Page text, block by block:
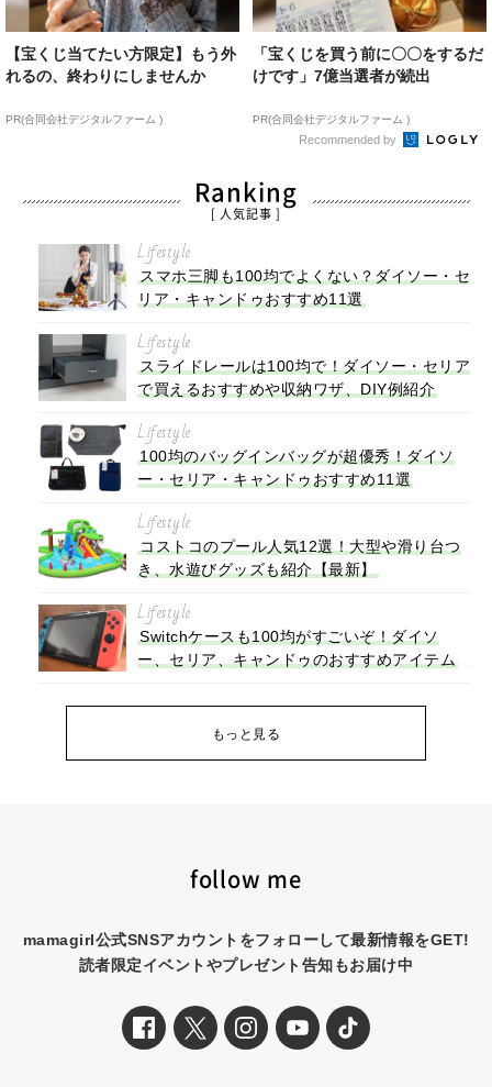
【宝くじ当てたい方限定】もう外
れるの、終わりにしませんか
PR(合同会社デジタルファーム )
「宝くじを買う前に〇〇をするだ
けです」7億当選者が続出
PR(合同会社デジタルファーム )
Recommended by
Ranking
[ 人気記事 ]
Lifestyle
スマホ三脚も100均でよくない？ダイソー・セ
リア・キャンドゥおすすめ11選
Lifestyle
スライドレールは100均で！ダイソー・セリア
で買えるおすすめや収納ワザ、DIY例紹介
Lifestyle
100均のバッグインバッグが超優秀！ダイソ
ー・セリア・キャンドゥおすすめ11選
Lifestyle
コストコのプール人気12選！大型や滑り台つ
き、水遊びグッズも紹介【最新】
Lifestyle
Switchケースも100均がすごいぞ！ダイソ
ー、セリア、キャンドゥのおすすめアイテム
もっと見る
follow me
mamagirl公式SNSアカウントをフォローして最新情報をGET!
読者限定イベントやプレゼント告知もお届け中